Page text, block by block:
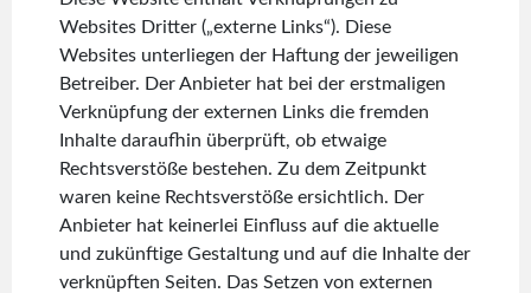
Websites Dritter („externe Links“). Diese
Websites unterliegen der Haftung der jeweiligen
Betreiber. Der Anbieter hat bei der erstmaligen
Verknüpfung der externen Links die fremden
Inhalte daraufhin überprüft, ob etwaige
Rechtsverstöße bestehen. Zu dem Zeitpunkt
waren keine Rechtsverstöße ersichtlich. Der
Anbieter hat keinerlei Einfluss auf die aktuelle
und zukünftige Gestaltung und auf die Inhalte der
verknüpften Seiten. Das Setzen von externen